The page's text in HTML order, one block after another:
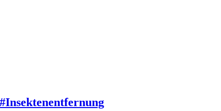
#Insektenentfernung